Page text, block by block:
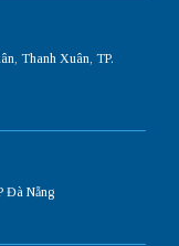
Thanh Xuân, TP.
Đà Nẵng